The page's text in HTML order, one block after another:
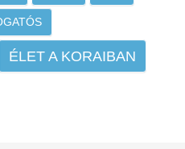
ÉLET A KORAIBAN